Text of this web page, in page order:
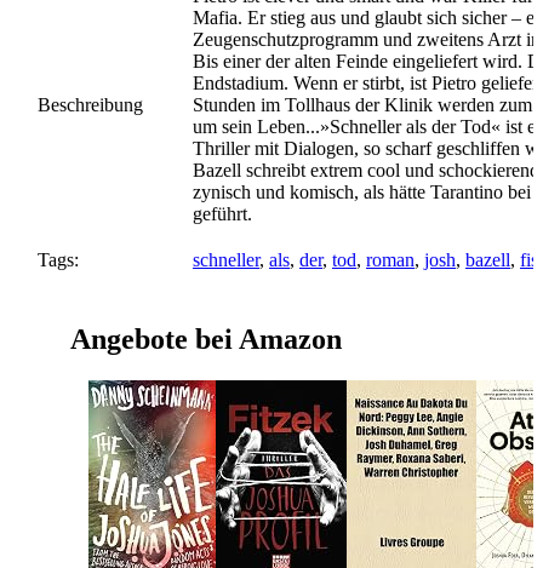
Beschreibung
Mafia. Er stieg aus und glaubt sich sicher –
Zeugenschutzprogramm und zweitens Arzt
Bis einer der alten Feinde eingeliefert wird.
Endstadium. Wenn er stirbt, ist Pietro
Stunden im Tollhaus der Klinik werden zum
um sein Leben...»Schneller als der Tod« ist
Thriller mit Dialogen, so scharf geschliffen
Bazell schreibt extrem cool und schockierend
zynisch und komisch, als hätte Tarantino bei
geführt.
Tags: schneller, als, der, tod, roman, josh, bazell,
Angebote bei Amazon